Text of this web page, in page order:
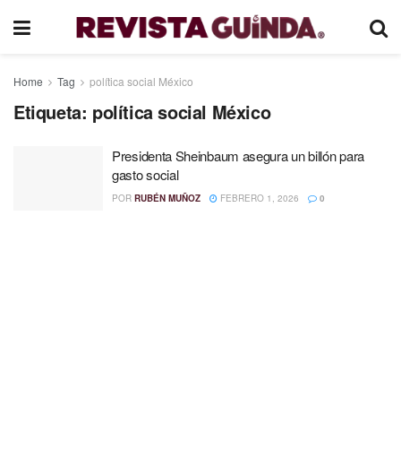
Home Tag política social México
Etiqueta: política social México
Presidenta Sheinbaum asegura un billón para
gasto social
POR RUBÉN MUÑOZ FEBRERO 1, 2026 0